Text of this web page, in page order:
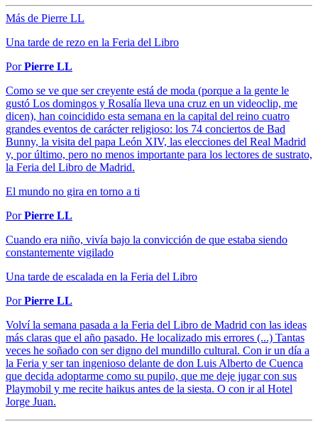
Más de Pierre LL
Una tarde de rezo en la Feria del Libro
PorPierre LL
Como se ve que ser creyente está de moda (porque a la gente le
gustó Los domingos y Rosalía lleva una cruz en un videoclip, me
dicen), han coincidido esta semana en la capital del reino cuatro
grandes eventos de carácter religioso: los 74 conciertos de Bad
Bunny, la visita del papa León XIV, las elecciones del Real Madrid
y, por último, pero no menos importante para los lectores de sustrato,
la Feria del Libro de Madrid.
El mundo no gira en torno a ti
PorPierre LL
Cuando era niño, vivía bajo la convicción de que estaba siendo
constantemente vigilado
Una tarde de escalada en la Feria del Libro
PorPierre LL
Volví la semana pasada a la Feria del Libro de Madrid con las ideas
más claras que el año pasado. He localizado mis errores (...) Tantas
veces he soñado con ser digno del mundillo cultural. Con ir un día a
la Feria y ser tan ingenioso delante de don Luis Alberto de Cuenca
que decida adoptarme como su pupilo, que me deje jugar con sus
Playmobil y me recite haikus antes de la siesta. O con ir al Hotel
Jorge Juan.